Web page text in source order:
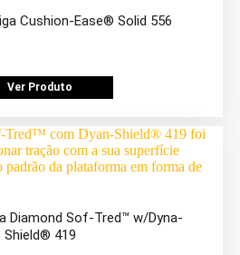
Cushion-Ease® Solid 556
Ver Produto
Diamond Sof-Tred™ w/Dyna-
Shield® 419